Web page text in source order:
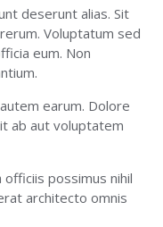
deserunt alias. Sit
Voluptatum sed
eum. Non
earum. Dolore
ab aut voluptatem
possimus nihil
architecto omnis